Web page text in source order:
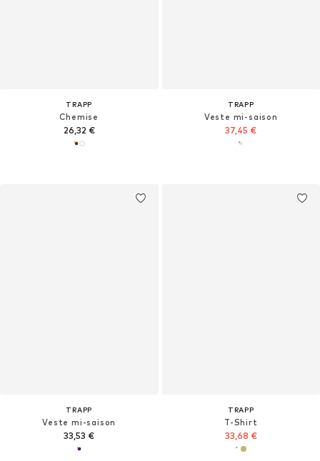
TRAPP
Chemise
26,32 €
TRAPP
Veste mi-saison
37,45 €
TRAPP
Veste mi-saison
33,53 €
TRAPP
T-Shirt
33,68 €